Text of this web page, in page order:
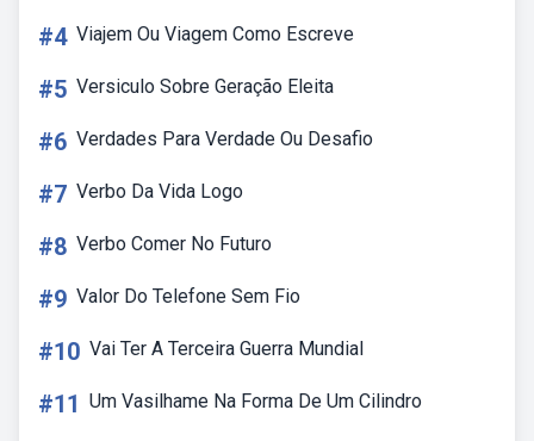
#4 Viajem Ou Viagem Como Escreve
#5 Versiculo Sobre Geração Eleita
#6 Verdades Para Verdade Ou Desafio
#7 Verbo Da Vida Logo
#8 Verbo Comer No Futuro
#9 Valor Do Telefone Sem Fio
#10 Vai Ter A Terceira Guerra Mundial
#11 Um Vasilhame Na Forma De Um Cilindro